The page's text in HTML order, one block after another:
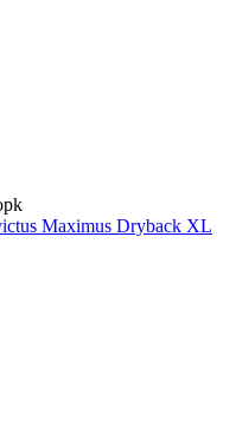
Maximus Dryback XL